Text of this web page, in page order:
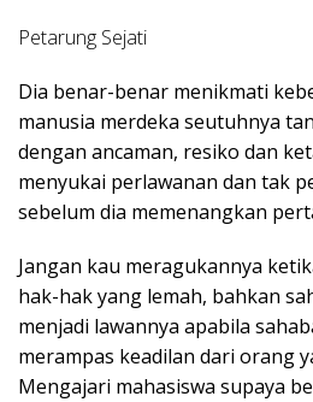
Petarung Sejati
Dia benar-benar menikmati
manusia merdeka seutuhnya
dengan ancaman, resiko dan
menyukai perlawanan dan tak
sebelum dia memenangkan
Jangan kau meragukannya
hak-hak yang lemah, bahkan
menjadi lawannya apabila
merampas keadilan dari orang
Mengajari mahasiswa supaya